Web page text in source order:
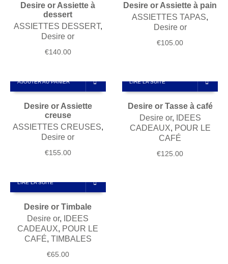
Desire or Assiette à
dessert
ASSIETTES DESSERT,
Desire or
€140.00
Desire or Assiette à pain
ASSIETTES TAPAS,
Desire or
€105.00
AJOUTER AU PANIER
Desire or Assiette
creuse
ASSIETTES CREUSES,
Desire or
€155.00
LIRE LA SUITE
Desire or Tasse à café
Desire or,
IDEES
CADEAUX, POUR LE
CAFÉ
€125.00
LIRE LA SUITE
Desire or Timbale
Desire or,
IDEES
CADEAUX, POUR LE
CAFÉ, TIMBALES
€65.00